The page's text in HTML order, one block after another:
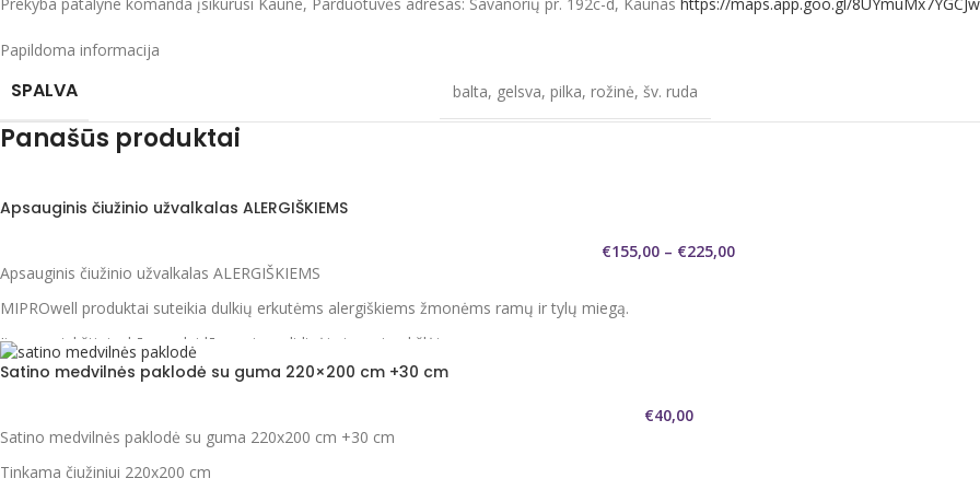
Prekyba patalyne komanda įsikūrusi Kaune, Parduotuvės adresas: Savanorių pr. 192c-d, Kaunas https://maps.app.goo.gl/
Papildoma informacija
SPALVA balta, gelsva, pilka, rožinė, šv. ruda
Panašūs produktai
Apsauginis čiužinio užvalkalas ALERGIŠKIEMS
€155,00 – €225,00
Apsauginis čiužinio užvalkalas ALERGIŠKIEMS
MIPROwell produktai suteikia dulkių erkutėms alergiškiems žmonėms ramų ir tylų miegą.
Jie yra minkšti, jaukūs, pralaidūs orui, neslidinėja ir nesiraukšlėja.
Dydis pasirinktinai.
Pagaminta Vokietijoje
Gaminiai siuvami po užsakymo gavimo. Pristatymo terminas 3 savaitės.
Satino medvilnės paklodė su guma 220×200 cm +30 cm
€40,00
Satino medvilnės paklodė su guma 220x200 cm +30 cm
Tinkama čiužiniui 220x200 cm